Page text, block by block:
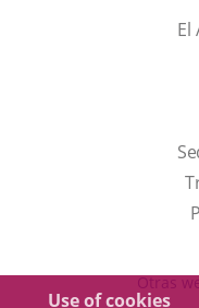
Use of cookies
El
Otras